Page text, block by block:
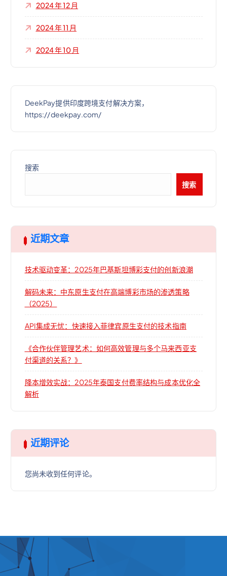
2024 年 12 月
2024 年 11 月
2024 年 10 月
DeekPay提供印度跨境支付解决方案，
https://deekpay.com/
搜索
搜索
近期文章
技术驱动变革：2025年巴基斯坦博彩支付的创新浪潮
解码未来：中东原生支付在高端博彩市场的渗透策略
（2025）
API集成无忧：快速接入菲律宾原生支付的技术指南
《合作伙伴管理艺术：如何高效管理与多个马来西亚支
付渠道的关系？》
降本增效实战：2025年泰国支付费率结构与成本优化全
解析
近期评论
您尚未收到任何评论。